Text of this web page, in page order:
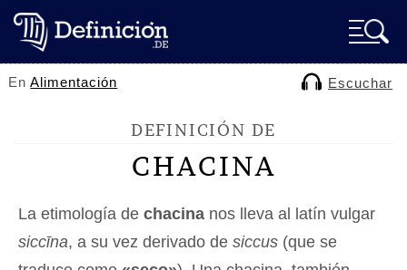
EnAlimentación Escuchar
DEFINICIÓN DE
CHACINA
La etimología de chacina nos lleva al latín vulgar
siccīna, a su vez derivado de siccus (que se